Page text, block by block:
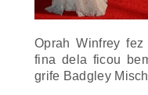
fina dela ficou
grife Badgley